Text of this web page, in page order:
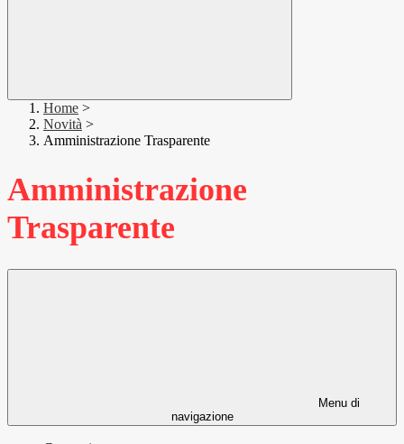
Home >
Novità >
Amministrazione Trasparente
Amministrazione
Trasparente
Menu di
navigazione